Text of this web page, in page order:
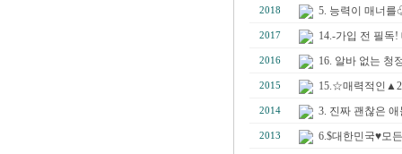
2018 5. 능력이 매너
2017 14.-가입 전 필독
2016 16. 알바 없는 청
2015 15.☆매력적인
2014 3. 진짜 괜찮은
2013 6.$대한민국♥모